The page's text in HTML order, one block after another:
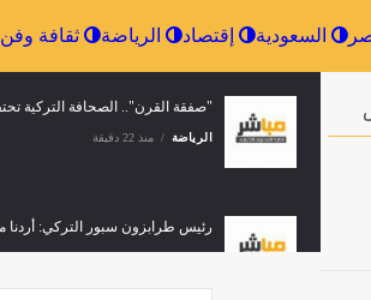
مصر السعودية إقتصاد
"صفقة القرن".. الصحافة التركية
الرياضة منذ 22 دقيقة
رئيس طرابزون سبور التركي: أردنا